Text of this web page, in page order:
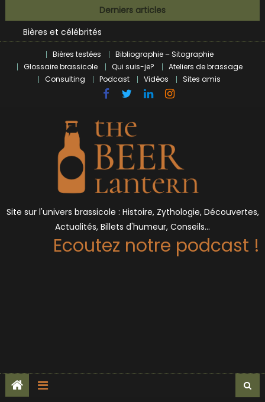
to
content
Derniers articles
BrewDog racheté par Tilray pour une bouchée de pain ?
Bières et célébrités
L’écosysteme brassicole en introspection
Zoumaï : pionnier de la révolution craft à Marseille
L’intelligence artificielle dans le milieu brassicole
BrewDog racheté par Tilray pour une bouchée de pain ?
Bières testées
Bibliographie – Sitographie
Glossaire brassicole
Qui suis-je?
Ateliers de brassage
Consulting
Podcast Vidéos Sites amis
Site sur l'univers brassicole : Histoire, Zythologie, Découvertes,
Actualités, Billets d'humeur, Conseils…
Ecoutez notre podcast !